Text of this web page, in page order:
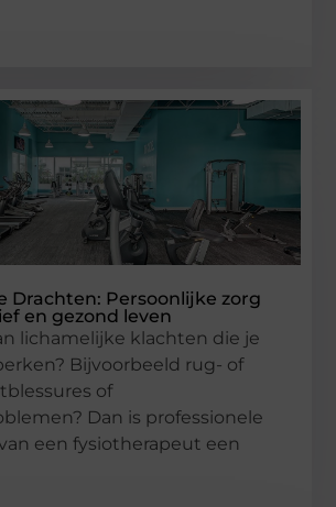
Drachten: Persoonlijke zorg
en gezond leven
lichamelijke klachten die je
Bijvoorbeeld rug- of
of
Dan is professionele
een fysiotherapeut een